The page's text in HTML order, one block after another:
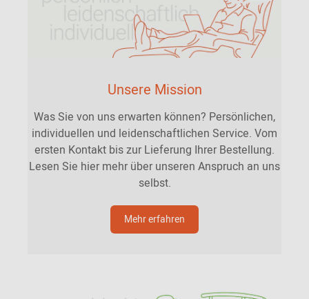
Unsere Mission
Was Sie von uns erwarten können? Persönlichen,
individuellen und leidenschaftlichen Service. Vom
ersten Kontakt bis zur Lieferung Ihrer Bestellung.
Lesen Sie hier mehr über unseren Anspruch an uns
selbst.
Mehr erfahren